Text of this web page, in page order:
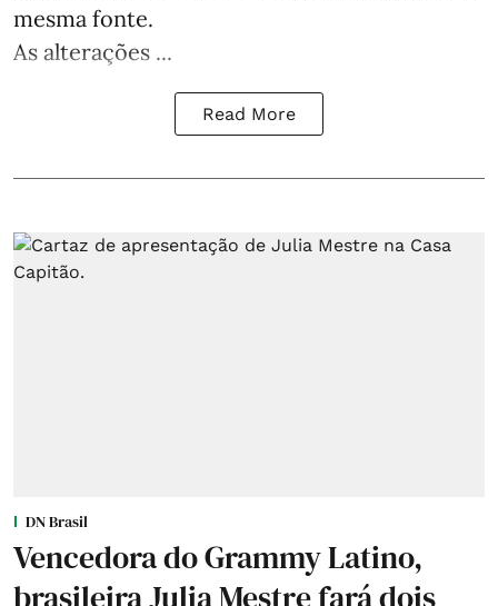
mesma fonte.
As alterações ...
Read More
DN Brasil
Vencedora do Grammy Latino,
brasileira Julia Mestre fará dois